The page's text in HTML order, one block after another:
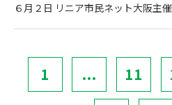
６月２日 リニア市民ネット大阪主
1 ... 11